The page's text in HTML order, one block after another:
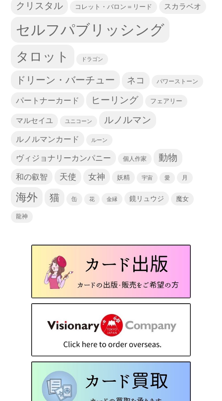
クリスタル コレット・バロン＝リード スカラベオ
セルフパブリッシング
タロット ドラゴン
ドリーン・バーチュー ネコ パワーストーン
パートナーカード ヒーリング フェアリー
マルセイユ ユニコーン ルノルマン
ルノルマンカード ルーン
ヴィジョナリーカンパニー 個人作家 動物
和の叡智 天使 女神 妖精 宇宙 愛 月
海外 猫 缶 花 金縁 鏡リュウジ 魔女
龍神